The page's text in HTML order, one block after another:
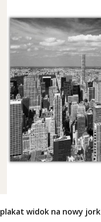
plakat widok na nowy jork